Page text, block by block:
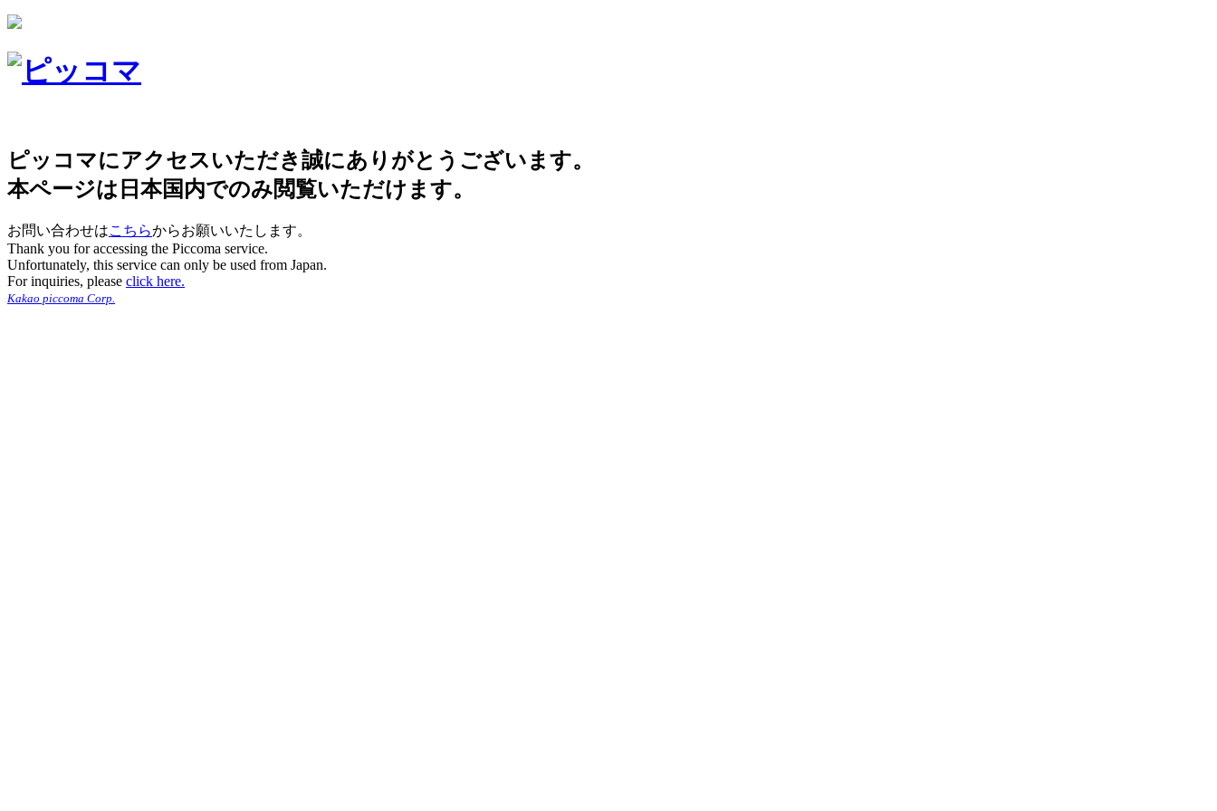
ピッコマにアクセスいただき誠にありがとうございます。
本ページは日本国内でのみ閲覧いただけます。
お問い合わせはこちらからお願いいたします。
Thank you for accessing the Piccoma service.
Unfortunately, this service can only be used from Japan.
For inquiries, please click here.
Kakao piccoma Corp.